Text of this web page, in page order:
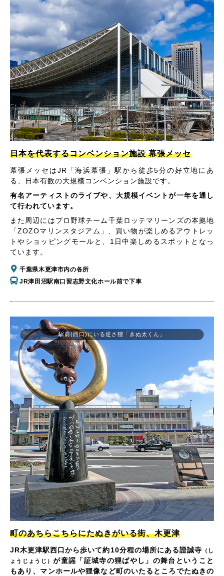
日本を代表するコンベンション施設 幕張メッセ
幕張メッセはJR「海浜幕張」駅から徒歩5分の好立地にあ
る、日本有数の大規模コンベンション施設です。
有名アーティストのライブや、大規模イベントが一年を通し
て行われています。
また周辺にはプロ野球チーム千葉ロッテマリーンズの本拠地
「ZOZOマリンスタジアム」、買い物が楽しめるアウトレッ
トやショッピングモールと、1日中楽しめるスポットとなっ
ています。
千葉県木更津市内の各所
JR津田沼駅南口習志野文化ホール前で下車
駅前(西口)にいる逆さ狸「きぬ太くん」
町のあちらこちらにたぬきがいる街、木更津
JR木更津駅西口から歩いて約10分程の場所にある證誠寺 （し
ょうじょうじ）が童謡「証城寺の狸ばやし」の舞台ということ
もあり、マンホールや狸像など町のいたるところでたぬきの